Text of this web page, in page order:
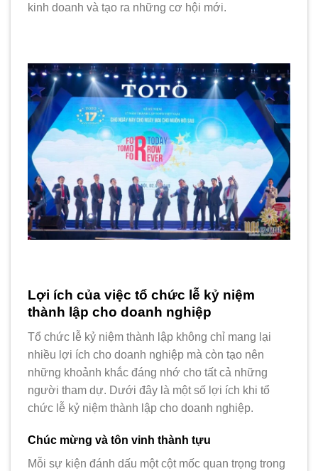
kinh doanh và tạo ra những cơ hội mới.
Lợi ích của việc tổ chức lễ kỷ niệm
thành lập cho doanh nghiệp
Tổ chức lễ kỷ niệm thành lập không chỉ mang lại
nhiều lợi ích cho doanh nghiệp mà còn tạo nên
những khoảnh khắc đáng nhớ cho tất cả những
người tham dự. Dưới đây là một số lợi ích khi tổ
chức lễ kỷ niệm thành lập cho doanh nghiệp.
Chúc mừng và tôn vinh thành tựu
Mỗi sự kiện đánh dấu một cột mốc quan trọng trong